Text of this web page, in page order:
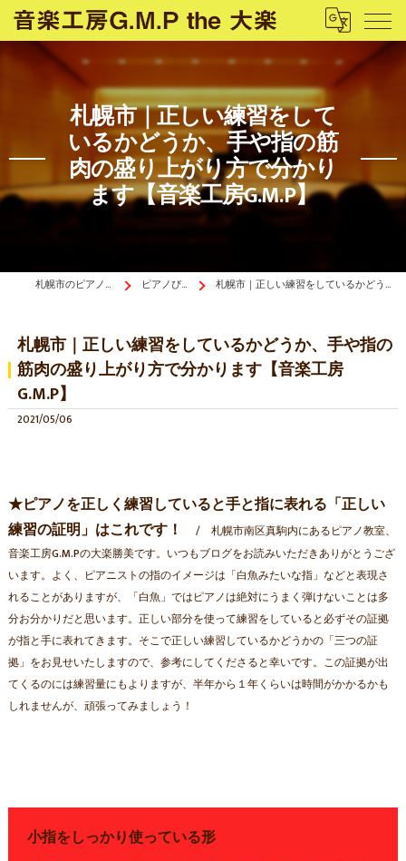
札幌市｜正しい練習をして
いるかどうか、手や指の筋
肉の盛り上がり方で分かり
ます【音楽工房G.M.P】
札幌市のピアノ教室は音楽工房G.M.P the 大楽 ピアノぴあ〜の《ブログ》 札幌市｜正しい練習をしているかどうか、手や指の筋肉の盛り上がり方で分かります【音楽工房G.M.P】
札幌市｜正しい練習をしているかどうか、手や指の
筋肉の盛り上がり方で分かります【音楽工房
G.M.P】
2021/05/06
★ピアノを正しく練習していると手と指に表れる「正しい
練習の証明」はこれです！
札幌市南区真駒内にあるピアノ教室、
音楽工房G.M.Pの大楽勝美です。いつもブログをお読みいただきありがとうござ
います。よく、ピアニストの指のイメージは「白魚みたいな指」などと表現さ
れることがありますが、「白魚」ではピアノは絶対にうまく弾けないことは多
分お分かりだと思います。正しい部分を使って練習をしていると必ずその証拠
が指と手に表れてきます。そこで正しい練習しているかどうかの「三つの証
拠」をお見せいたしますので、参考にしてくださると幸いです。この証拠が出
てくるのには練習量にもよりますが、半年から１年くらいは時間がかかるかも
しれませんが、頑張ってみましょう！
小指をしっかり使っている形